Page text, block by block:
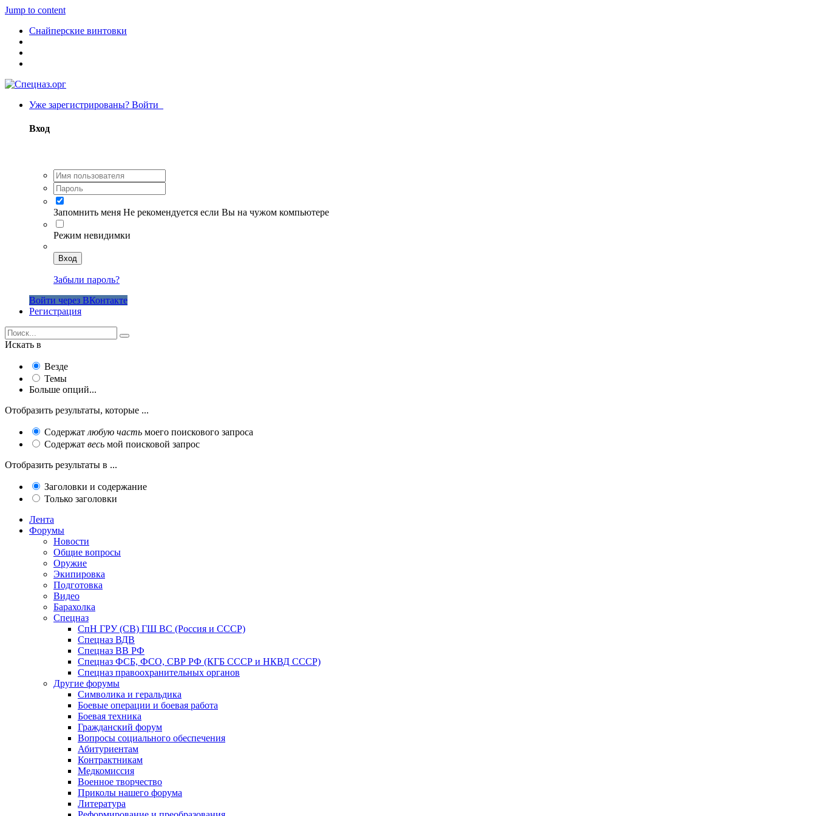
Jump to content
Снайперские винтовки
Уже зарегистрированы? Войти
Вход
Запомнить меня Не рекомендуется если Вы на чужом компьютере
Режим невидимки
Вход
Забыли пароль?
Войти через ВКонтакте
Регистрация
Искать в
Везде
Темы
Больше опций...
Отобразить результаты, которые ...
Содержат любую часть моего поискового запроса
Содержат весь мой поисковой запрос
Отобразить результаты в ...
Заголовки и содержание
Только заголовки
Лента
Форумы
Новости
Общие вопросы
Оружие
Экипировка
Подготовка
Видео
Барахолка
Спецназ
СпН ГРУ (СВ) ГШ ВС (Россия и СССР)
Спецназ ВДВ
Спецназ ВВ РФ
Спецназ ФСБ, ФСО, СВР РФ (КГБ СССР и НКВД СССР)
Спецназ правоохранительных органов
Другие форумы
Символика и геральдика
Боевые операции и боевая работа
Боевая техника
Гражданский форум
Вопросы социального обеспечения
Абитуриентам
Контрактникам
Медкомиссия
Военное творчество
Приколы нашего форума
Литература